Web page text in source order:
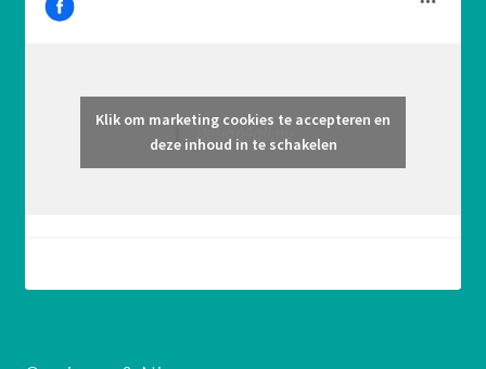
Design4all.nu
Klik om marketing cookies te accepteren en
deze inhoud in te schakelen